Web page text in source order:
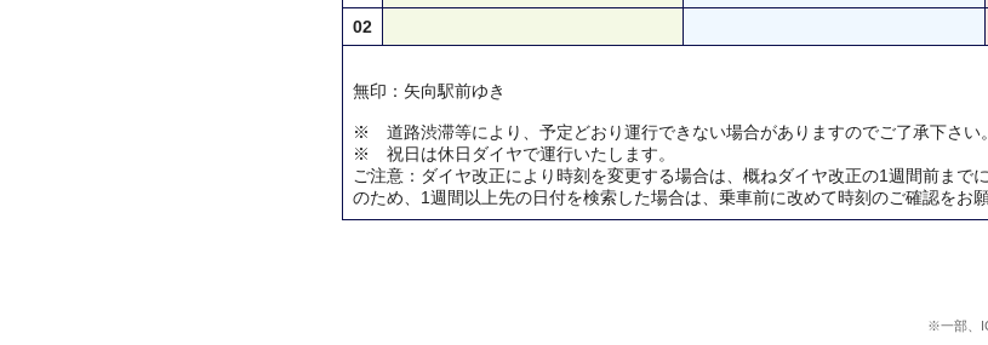
02
無印：矢向駅前ゆき
※ 道路渋滞等により、予定どおり運行できない場合がありますのでご了承下さい。
※ 祝日は休日ダイヤで運行いたします。
ご注意：ダイヤ改正により時刻を変更する場合は、概ねダイヤ改正の1週間前まで
のため、1週間以上先の日付を検索した場合は、乗車前に改めて時刻のご確認をお願
※一部、